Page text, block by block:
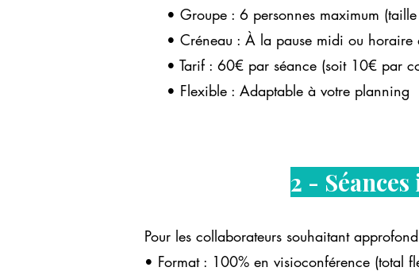
• Groupe : 6 personnes maximum
• Créneau : À la pause midi ou horaire
• Tarif : 60€ par séance (soit 10€ par
• Flexible : Adaptable à votre planning
2 -
Pour les collaborateurs souhaitant
• Format : 100% en visioconférence (total